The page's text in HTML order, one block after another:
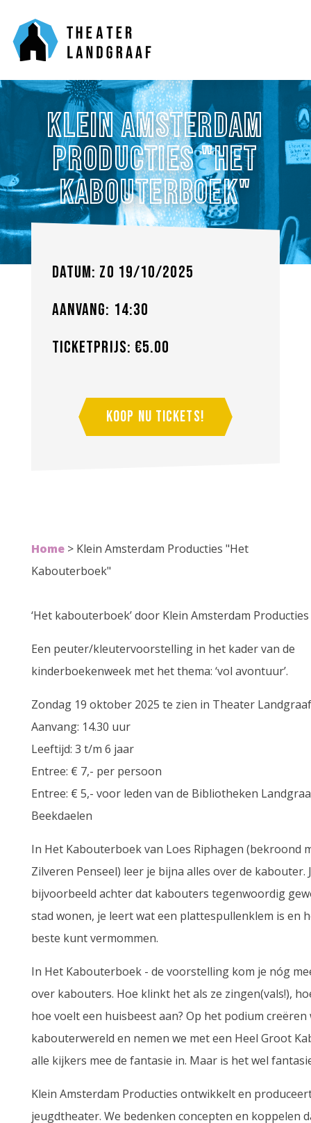
Klein Amsterdam
Producties "Het
Kabouterboek"
Datum: zo 19/10/2025
Aanvang: 14:30
Ticketprijs: €5.00
Koop nu tickets!
Home> Klein Amsterdam Producties "Het
Kabouterboek"
‘Het kabouterboek’ door Klein Amsterdam Producties
Een peuter/kleutervoorstelling in het kader van de
kinderboekenweek met het thema: ‘vol avontuur’.
Zondag 19 oktober 2025 te zien in Theater
Aanvang: 14.30 uur
Leeftijd: 3 t/m 6 jaar
Entree: € 7,- per persoon
Entree: € 5,- voor leden van de Bibliotheken
Beekdaelen
In Het Kabouterboek van Loes Riphagen (bekroond
Zilveren Penseel) leer je bijna alles over de kabouter.
bijvoorbeeld achter dat kabouters tegenwoordig
stad wonen, je leert wat een plattespullenklem is en
beste kunt vermommen.
In Het Kabouterboek - de voorstelling kom je nóg
over kabouters. Hoe klinkt het als ze zingen(vals!),
hoe voelt een huisbeest aan? Op het podium creëren
kabouterwereld en nemen we met een Heel Groot
alle kijkers mee de fantasie in. Maar is het wel
Klein Amsterdam Producties ontwikkelt en
jeugdtheater. We bedenken concepten en koppelen